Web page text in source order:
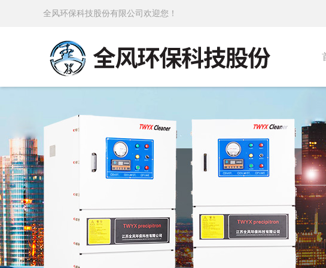
全风环保科技股份有限公司欢迎您！